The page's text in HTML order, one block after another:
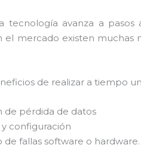
tecnología avanza a
el mercado existen muchas
de realizar a tiempo un
de pérdida de datos
configuración
de fallas software o hardware.